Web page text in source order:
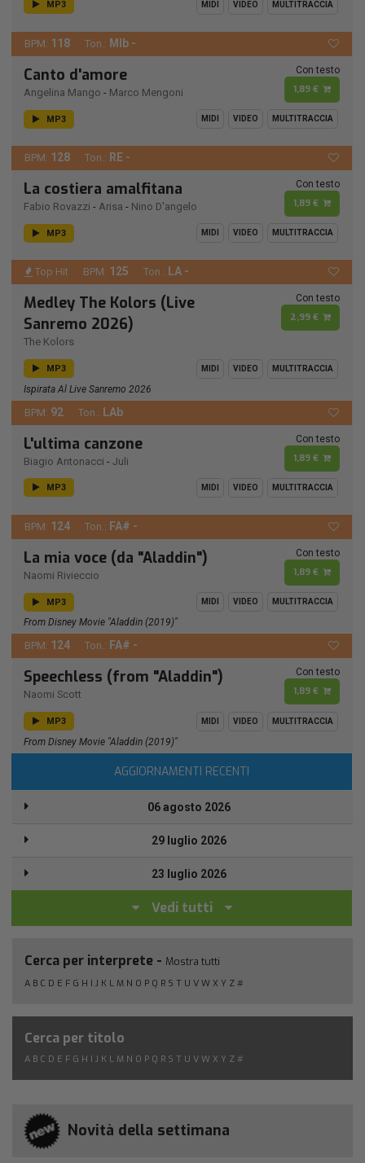
MP3 MIDI VIDEO MULTITRACCIA
BPM: 118 Ton.: MIb -
Canto d'amore
Angelina Mango - Marco Mengoni
Con testo
1,89 €
MP3 MIDI VIDEO MULTITRACCIA
BPM: 128 Ton.: RE -
La costiera amalfitana
Fabio Rovazzi - Arisa - Nino D'angelo
Con testo
1,89 €
MP3 MIDI VIDEO MULTITRACCIA
Top Hit BPM: 125 Ton.: LA -
Medley The Kolors (Live
Sanremo 2026)
The Kolors
Con testo
2,99 €
MP3 MIDI VIDEO MULTITRACCIA
Ispirata Al Live Sanremo 2026
BPM: 92 Ton.: LAb
L'ultima canzone
Biagio Antonacci - Juli
Con testo
1,89 €
MP3 MIDI VIDEO MULTITRACCIA
BPM: 124 Ton.: FA# -
La mia voce (da "Aladdin")
Naomi Rivieccio
Con testo
1,89 €
MP3 MIDI VIDEO MULTITRACCIA
From Disney Movie "Aladdin (2019)"
BPM: 124 Ton.: FA# -
Speechless (from "Aladdin")
Naomi Scott
Con testo
1,89 €
MP3 MIDI VIDEO MULTITRACCIA
From Disney Movie "Aladdin (2019)"
AGGIORNAMENTI RECENTI
06 agosto 2026
29 luglio 2026
23 luglio 2026
Vedi tutti
Cerca per interprete - Mostra tutti
A B C D E F G H I J K L M N O P Q R S T U V W X Y Z #
Cerca per titolo
A B C D E F G H I J K L M N O P Q R S T U V W X Y Z #
Novità della settimana